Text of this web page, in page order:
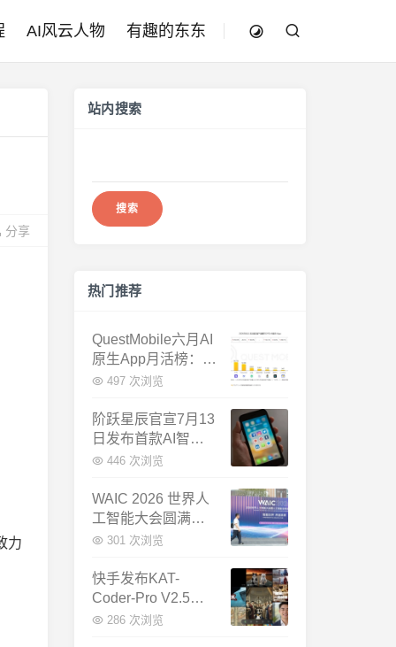
AI风云人物 有趣的东东
分享
力
站内搜索
热门推荐
QuestMobile六月AI
原生App月活榜：豆
包3.8亿断层第一，
倍
497 次浏览
阶跃星辰官宣7月13
日发布首款AI智能
体终端：大模型公
446 次浏览
WAIC 2026 世界人
工智能大会圆满闭
幕：多项重磅成果
球AI合作新中心
301 次浏览
快手发布KAT-
Coder-Pro V2.5：
首个能端到端跑通
286 次浏览